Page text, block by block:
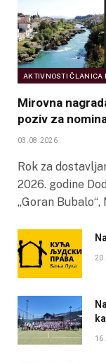
AKTIVNOSTI ČLANICA
Mirovna
poziv za
03.08.2026
Rok za
2026. godine
„Goran